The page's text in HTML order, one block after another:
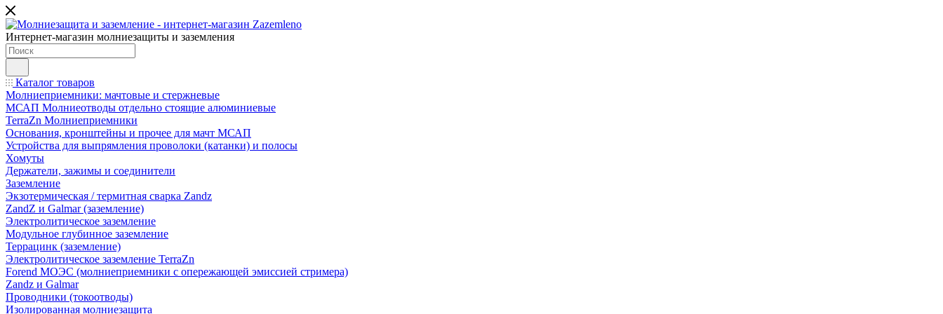
Интернет-магазин молниезащиты и заземления
Каталог товаров
Молниеприемники: мачтовые и стержневые
МСАП Молниеотводы отдельно стоящие алюминиевые
TerraZn Молниеприемники
Основания, кронштейны и прочее для мачт МСАП
Устройства для выпрямления проволоки (катанки) и полосы
Хомуты
Держатели, зажимы и соединители
Заземление
Экзотермическая / термитная сварка Zandz
ZandZ и Galmar (заземление)
Электролитическое заземление
Модульное глубинное заземление
Террацинк (заземление)
Электролитическое заземление TerraZn
Forend МОЭС (молниеприемники с опережающей эмиссией стримера)
Zandz и Galmar
Проводники (токоотводы)
Изолированная молниезащита